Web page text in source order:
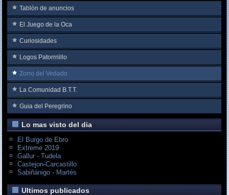
Tablón de anuncios
El Juego de la Oca
Curiosidades
Logos Patorrriillo
Zorro del Vedado
La Comunidad B.T.T.
Guia del Peregrino
Lo mas visto del dia
El Burgo de Ebro
Extreme 2019
Gallur - Tudela
Castejon-Carcastillo
Sabiñánigo - Martés
Ultimos publicados